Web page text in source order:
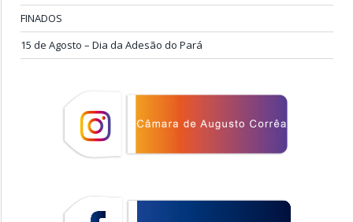
FINADOS
15 de Agosto – Dia da Adesão do Pará